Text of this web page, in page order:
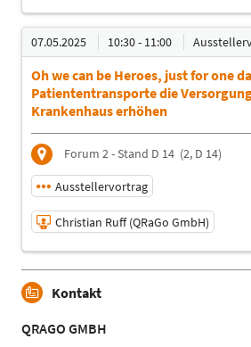
06.05.2025 | 12:30 - 13:00
Christian Ruff (QRaGo GmbH)
Referent
Sprache
Deutsch
Patientenlogistik
07.05.2025 10:30 - 11:00
Oh we can be Heroes, just for one
Patiententransporte die
Krankenhaus erhöhen
Forum 2 - Stand D 14 (2, D 14)
Ausstellervortrag
Christian Ruff (QRaGo GmbH)
07.05.2025 | 10:30 - 11:00
Christian Ruff (QRaGo GmbH)
Sprache
Kontakt
QRAGO GMBH